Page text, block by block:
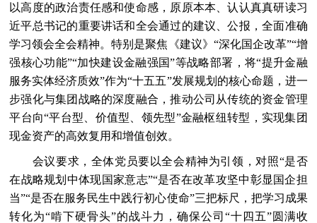
以高度的政治责任感和使命感，原原本本、认认真真研读习
近平总书记的重要讲话和全会通过的建议、公报，全面准确
学习领会全会精神。特别是聚焦《建议》“深化国企改革”“增
强核心功能”“加快建设金融强国”等战略部署，将“提升金融
服务实体经济质效”作为“十五五”发展规划的核心命题，进一
步强化与集团战略的深度融合，推动公司从传统的资金管理
平台向“平台型、价值型、领先型”金融枢纽转型，实现集团
现金资产的高效复用和增值创效。
会议要求，全体党员要以全会精神为引领，对照“是否
在战略规划中体现国家意志”“是否在改革攻坚中彰显国企担
当”“是否在服务民生中践行初心使命”三把标尺，把学习成果
转化为“啃下硬骨头”的战斗力，确保公司“十四五”圆满收